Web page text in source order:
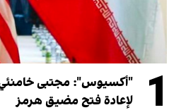
1
"أكسيوس": مجتبى
لإعادة فتح مضيق هرمز